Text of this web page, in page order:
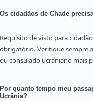
Os cidadãos de Chade
Requisito de visto para
obrigatório. Verifique sempre
ou consulado ucraniano mais
Por quanto tempo meu
Ucrânia?